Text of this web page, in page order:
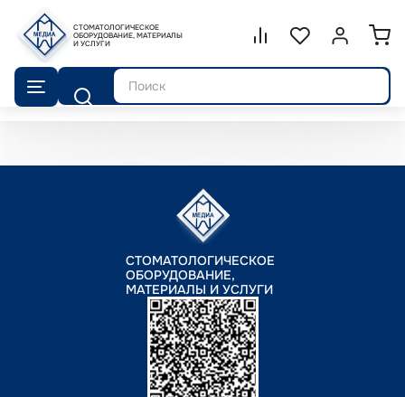
СТОМАТОЛОГИЧЕСКОЕ
ОБОРУДОВАНИЕ, МАТЕРИАЛЫ
И УСЛУГИ
Сравнение.
СписокВойти или
Поиск
СТОМАТОЛОГИЧЕСКОЕ
ОБОРУДОВАНИЕ,
МАТЕРИАЛЫ И УСЛУГИ